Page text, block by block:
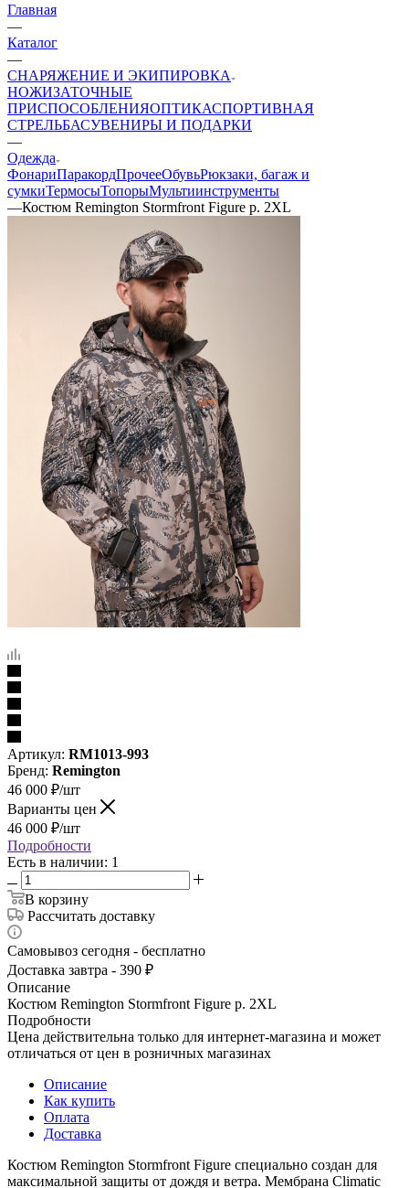
Главная
—
Каталог
—
СНАРЯЖЕНИЕ И ЭКИПИРОВКА
НОЖИЗАТОЧНЫЕ
ПРИСПОСОБЛЕНИЯОПТИКАСПОРТИВНАЯ
СТРЕЛЬБАСУВЕНИРЫ И ПОДАРКИ
—
Одежда
ФонариПаракордПрочееОбувьРюкзаки, багаж и
сумкиТермосыТопорыМультиинструменты
—Костюм Remington Stormfront Figure р. 2XL
Артикул: RM1013-993
Бренд: Remington
46 000 ₽/шт
Варианты цен
46 000 ₽/шт
Подробности
Есть в наличии: 1
В корзину
Рассчитать доставку
Самовывоз сегодня - бесплатно
Доставка завтра - 390 ₽
Описание
Костюм Remington Stormfront Figure р. 2XL
Подробности
Цена действительна только для интернет-магазина и может
отличаться от цен в розничных магазинах
Описание
Как купить
Оплата
Доставка
Костюм Remington Stormfront Figure специально создан для
максимальной защиты от дождя и ветра. Мембрана Сlimatic